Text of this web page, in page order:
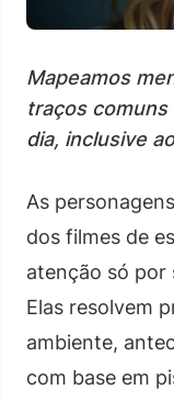
Mapeamos
traços comuns
dia, inclusive
As
dos filmes de
atenção só por
Elas resolvem
ambiente,
com base em